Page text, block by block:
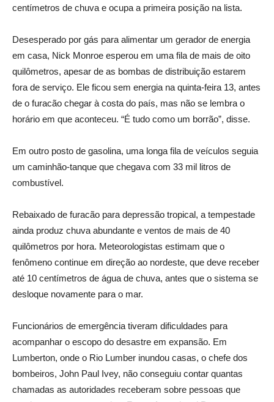
centímetros de chuva e ocupa a primeira posição na lista.
Desesperado por gás para alimentar um gerador de energia
em casa, Nick Monroe esperou em uma fila de mais de oito
quilômetros, apesar de as bombas de distribuição estarem
fora de serviço. Ele ficou sem energia na quinta-feira 13, antes
de o furacão chegar à costa do país, mas não se lembra o
horário em que aconteceu. “É tudo como um borrão”, disse.
Em outro posto de gasolina, uma longa fila de veículos seguia
um caminhão-tanque que chegava com 33 mil litros de
combustível.
Rebaixado de furacão para depressão tropical, a tempestade
ainda produz chuva abundante e ventos de mais de 40
quilômetros por hora. Meteorologistas estimam que o
fenômeno continue em direção ao nordeste, que deve receber
até 10 centímetros de água de chuva, antes que o sistema se
desloque novamente para o mar.
Funcionários de emergência tiveram dificuldades para
acompanhar o escopo do desastre em expansão. Em
Lumberton, onde o Rio Lumber inundou casas, o chefe dos
bombeiros, John Paul Ivey, não conseguiu contar quantas
chamadas as autoridades receberam sobre pessoas que